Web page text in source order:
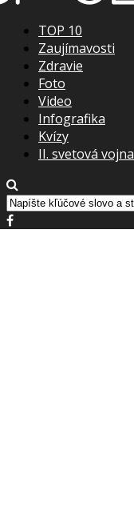
TOP 10
Zaujímavosti
Zdravie
Foto
Video
Infografika
Kvízy
II. svetová vojna